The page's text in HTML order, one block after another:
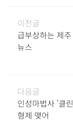
이전글
급부상하는 제
뉴스
다음글
인성마법사 '클
형제 맺어